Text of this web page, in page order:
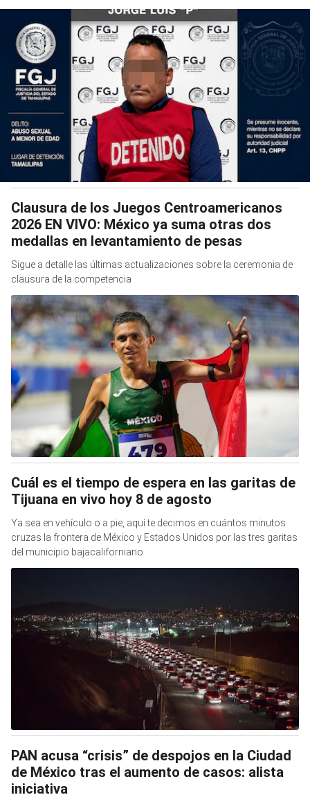
Clausura de los Juegos Centroamericanos
2026 EN VIVO: México ya suma otras dos
medallas en levantamiento de pesas
Sigue a detalle las últimas actualizaciones sobre la ceremonia de
clausura de la competencia
Cuál es el tiempo de espera en las garitas de
Tijuana en vivo hoy 8 de agosto
Ya sea en vehículo o a pie, aquí te decimos en cuántos minutos
cruzas la frontera de México y Estados Unidos por las tres garitas
del municipio bajacaliforniano
PAN acusa “crisis” de despojos en la Ciudad
de México tras el aumento de casos: alista
iniciativa